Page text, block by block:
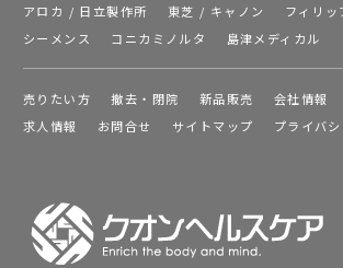
アロカ / 日立製作所
東芝 / キャノン
フィリッ
シーメンス
コニカミノルタ 島津メディカル
売りたい方 撤去・閉院 新品販売 会社情報
求人情報
お問合せ サイトマップ プライバ